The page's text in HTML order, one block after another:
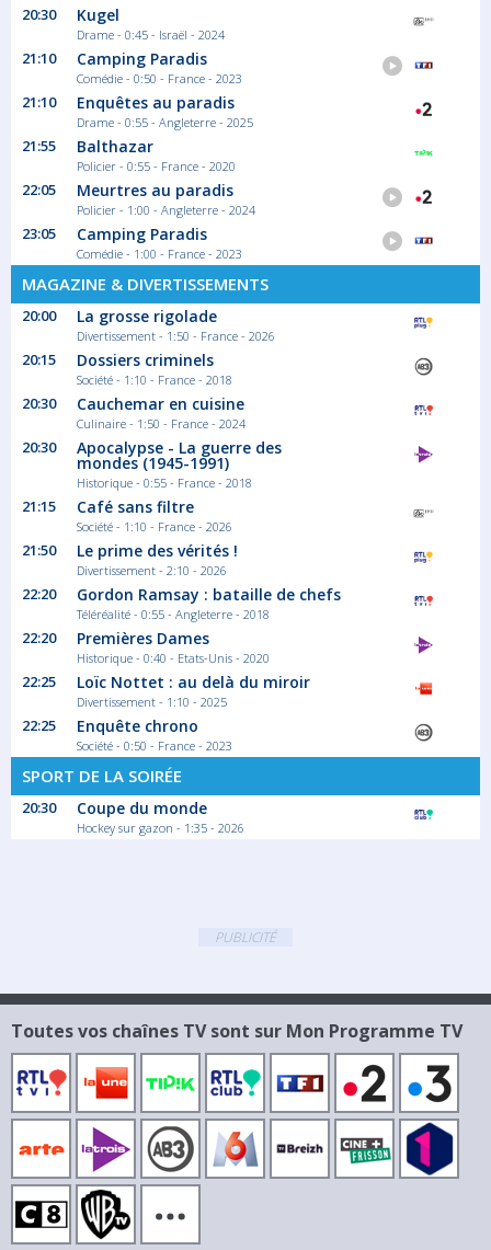
Chaque jour, un produit exclusif est mis en...
Magazine Télé-achat
20:30 Kugel
Drame - 0:45 - Israël - 2024
21:10 Camping Paradis
Comédie - 0:50 - France - 2023
21:10 Enquêtes au paradis
Drame - 0:55 - Angleterre - 2025
21:55 Balthazar
Policier - 0:55 - France - 2020
22:05 Meurtres au paradis
Policier - 1:00 - Angleterre - 2024
23:05 Camping Paradis
Comédie - 1:00 - France - 2023
MAGAZINE & DIVERTISSEMENTS
20:00 La grosse rigolade
Divertissement - 1:50 - France - 2026
20:15 Dossiers criminels
Société - 1:10 - France - 2018
20:30 Cauchemar en cuisine
Culinaire - 1:50 - France - 2024
20:30 Apocalypse - La guerre des
mondes (1945-1991)
Historique - 0:55 - France - 2018
21:15 Café sans filtre
Société - 1:10 - France - 2026
21:50 Le prime des vérités !
Divertissement - 2:10 - 2026
22:20 Gordon Ramsay : bataille de chefs
Téléréalité - 0:55 - Angleterre - 2018
22:20 Premières Dames
Historique - 0:40 - Etats-Unis - 2020
22:25 Loïc Nottet : au delà du miroir
Divertissement - 1:10 - 2025
22:25 Enquête chrono
Société - 0:50 - France - 2023
SPORT DE LA SOIRÉE
20:30 Coupe du monde
Hockey sur gazon - 1:35 - 2026
PUBLICITÉ
Toutes vos chaînes TV sont sur Mon Programme TV